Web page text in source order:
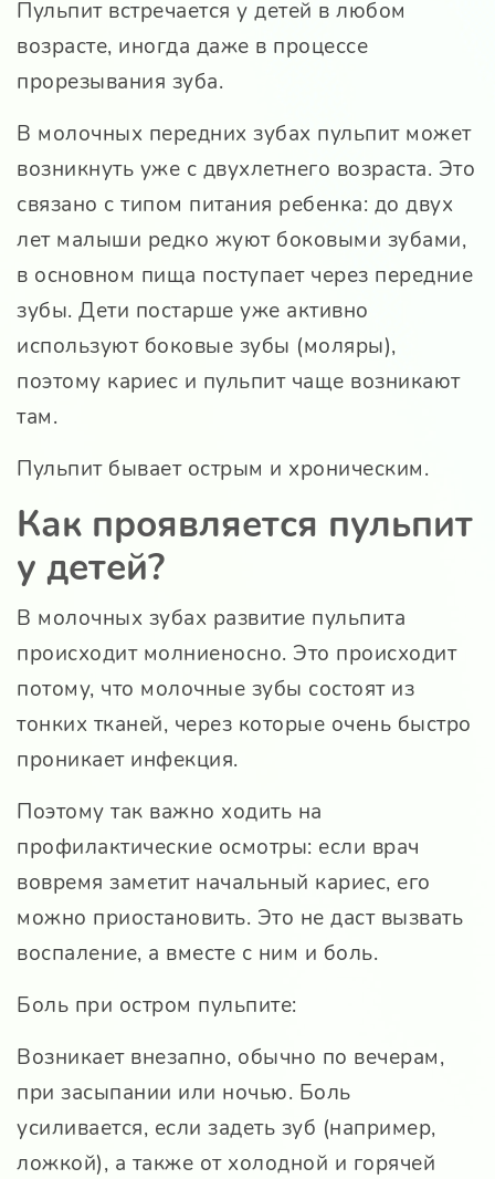
Пульпит встречается у детей в любом
возрасте, иногда даже в процессе
прорезывания зуба.
В молочных передних зубах пульпит может
возникнуть уже с двухлетнего возраста. Это
связано с типом питания ребенка: до двух
лет малыши редко жуют боковыми зубами,
в основном пища поступает через передние
зубы. Дети постарше уже активно
используют боковые зубы (моляры),
поэтому кариес и пульпит чаще возникают
там.
Пульпит бывает острым и хроническим.
Как проявляется пульпит
у детей?
В молочных зубах развитие пульпита
происходит молниеносно. Это происходит
потому, что молочные зубы состоят из
тонких тканей, через которые очень быстро
проникает инфекция.
Поэтому так важно ходить на
профилактические осмотры: если врач
вовремя заметит начальный кариес, его
можно приостановить. Это не даст вызвать
воспаление, а вместе с ним и боль.
Боль при остром пульпите:
Возникает внезапно, обычно по вечерам,
при засыпании или ночью. Боль
усиливается, если задеть зуб (например,
ложкой), а также от холодной и горячей